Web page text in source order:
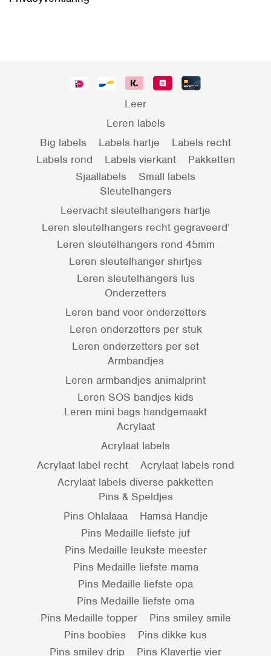
Leer
Leren labels
Big labels
Labels hartje
Labels recht
Labels rond
Labels vierkant
Pakketten
Sjaallabels
Small labels
Sleutelhangers
Leervacht sleutelhangers hartje
Leren sleutelhangers recht gegraveerd’
Leren sleutelhangers rond 45mm
Leren sleutelhanger shirtjes
Leren sleutelhangers lus
Onderzetters
Leren band voor onderzetters
Leren onderzetters per stuk
Leren onderzetters per set
Armbandjes
Leren armbandjes animalprint
Leren SOS bandjes kids
Leren mini bags handgemaakt
Acrylaat
Acrylaat labels
Acrylaat label recht
Acrylaat labels rond
Acrylaat labels diverse pakketten
Pins & Speldjes
Pins Ohlalaaa
Hamsa Handje
Pins Medaille liefste juf
Pins Medaille leukste meester
Pins Medaille liefste mama
Pins Medaille liefste opa
Pins Medaille liefste oma
Pins Medaille topper
Pins smiley smile
Pins boobies
Pins dikke kus
Pins smiley drip
Pins Klavertje vier